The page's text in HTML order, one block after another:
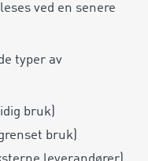
ved en senere
typer av
bruk)
bruk)